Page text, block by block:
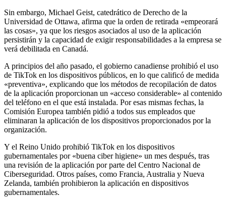
Sin embargo, Michael Geist, catedrático de Derecho de la
Universidad de Ottawa, afirma que la orden de retirada «empeorará
las cosas», ya que los riesgos asociados al uso de la aplicación
persistirán y la capacidad de exigir responsabilidades a la empresa se
verá debilitada en Canadá.
A principios del año pasado, el gobierno canadiense prohibió el uso
de TikTok en los dispositivos públicos, en lo que calificó de medida
«preventiva», explicando que los métodos de recopilación de datos
de la aplicación proporcionan un «acceso considerable» al contenido
del teléfono en el que está instalada. Por esas mismas fechas, la
Comisión Europea también pidió a todos sus empleados que
eliminaran la aplicación de los dispositivos proporcionados por la
organización.
Y el Reino Unido prohibió TikTok en los dispositivos
gubernamentales por «buena ciber higiene» un mes después, tras
una revisión de la aplicación por parte del Centro Nacional de
Ciberseguridad. Otros países, como Francia, Australia y Nueva
Zelanda, también prohibieron la aplicación en dispositivos
gubernamentales.